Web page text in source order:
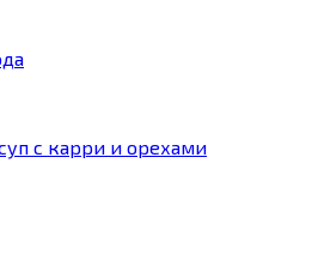
с карри и орехами